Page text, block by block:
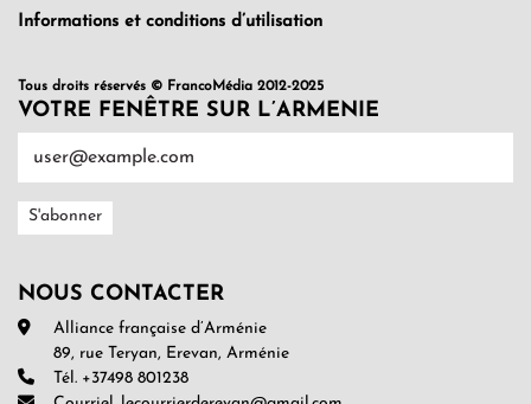
Informations et conditions d’utilisation
Tous droits réservés © FrancoMédia 2012-2025
VOTRE FENÊTRE SUR L’ARMENIE
NOUS CONTACTER
Alliance française d’Arménie
89, rue Teryan, Erevan, Arménie
Tél. +37498 801238